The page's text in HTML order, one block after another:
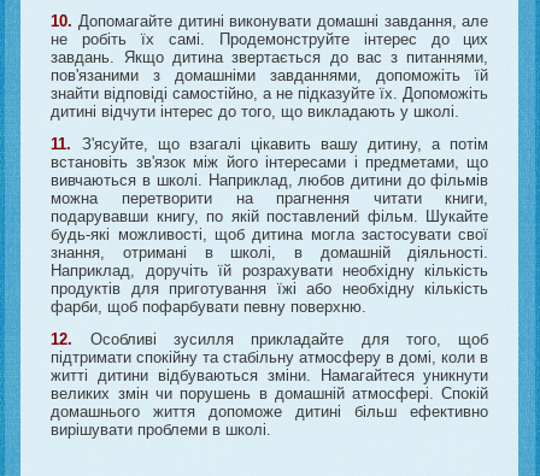
10. Допомагайте дитині виконувати домашні завдання, але
не робіть їх самі. Продемонструйте інтерес до цих
завдань. Якщо дитина звертається до вас з питаннями,
пов'язаними з домашніми завданнями, допоможіть їй
знайти відповіді самостійно, а не підказуйте їх. Допоможіть
дитині відчути інтерес до того, що викладають у школі.
11. З'ясуйте, що взагалі цікавить вашу дитину, а потім
встановіть зв'язок між його інтересами і предметами, що
вивчаються в школі. Наприклад, любов дитини до фільмів
можна перетворити на прагнення читати книги,
подарувавши книгу, по якій поставлений фільм. Шукайте
будь-які можливості, щоб дитина могла застосувати свої
знання, отримані в школі, в домашній діяльності.
Наприклад, доручіть їй розрахувати необхідну кількість
продуктів для приготування їжі або необхідну кількість
фарби, щоб пофарбувати певну поверхню.
12. Особливі зусилля прикладайте для того, щоб
підтримати спокійну та стабільну атмосферу в домі, коли в
житті дитини відбуваються зміни. Намагайтеся уникнути
великих змін чи порушень в домашній атмосфері. Спокій
домашнього життя допоможе дитині більш ефективно
вирішувати проблеми в школі.